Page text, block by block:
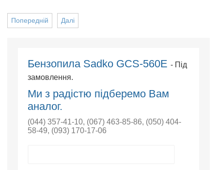
Далі
Попередній
Бензопила Sadko GCS-560E - Під
замовлення.
Ми з радістю підберемо Вам
аналог.
(044) 357-41-10, (067) 463-85-86, (050) 404-
58-49, (093) 170-17-06